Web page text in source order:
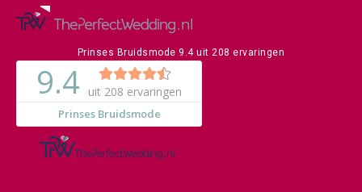
Prinses Bruidsmode 9.4uit208 ervaringen